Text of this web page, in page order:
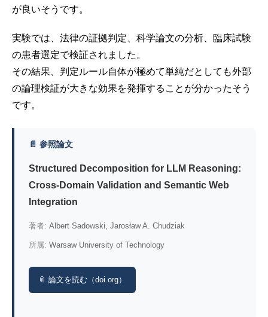
が良いそうです。
実験では、法律の証拠判定、科学論文の分析、臨床試験
の患者選定で検証されました。
その結果、判定ルール自体が極めて単純だとしても外部
の論理検証が大きな効果を発揮することが分かったそう
です。
📄 参照論文
Structured Decomposition for LLM Reasoning:
Cross-Domain Validation and Semantic Web
Integration
著者: Albert Sadowski, Jarosław A. Chudziak
所属: Warsaw University of Technology
📎 論文を読む（doi.org）